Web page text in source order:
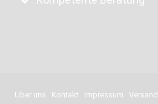
Über uns Kontakt Impressum